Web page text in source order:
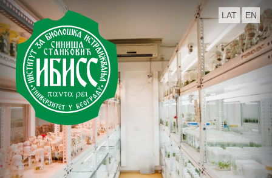
LAT EN